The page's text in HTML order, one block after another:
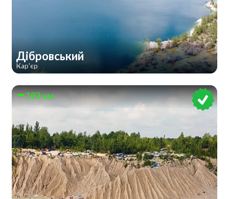
Дібровський
Кар'єр
193 км